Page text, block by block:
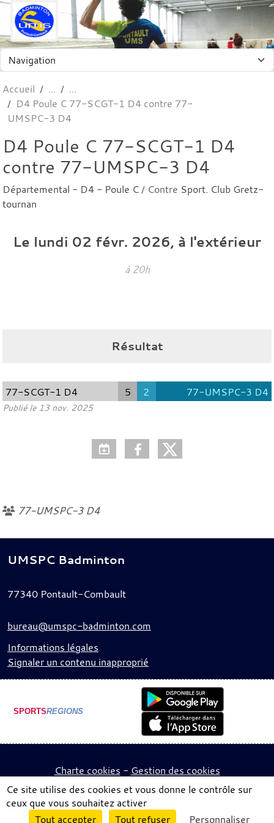
Accueil
D4 Poule C 77-SCGT-1 D4 contre 77-
UMSPC-3 D4
D4 Poule C 77-SCGT-1 D4
contre 77-UMSPC-3 D4
Départemental - D4 - Poule C/ Contre Sport. Club Gretz-
tournan
Le lundi 02 févr. 2026, à l'extérieur
à 20h
Résultat
77-SCGT-1 D4 5 2 77-UMSPC-3 D4
Publié le 13 nov. 2025
77-UMSPC-3 D4
UMSPC Badminton
77340 Pontault-Combault
bureau@umspc-badminton.com
Informations légales
Signaler un contenu inapproprié
SPORTSREGIONS
Charte cookies Gestion des cookies
Envie de participer ? Connexion
Panneau de gestion des cookies
Ce site utilise des cookies et vous donne le contrôle sur
ceux que vous souhaitez activer
Tout accepter
Tout refuser Personnaliser